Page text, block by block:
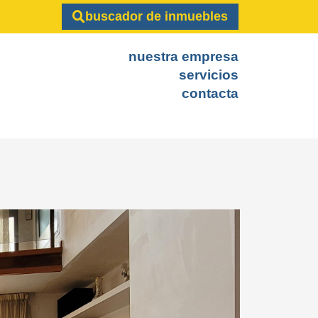
buscador de inmuebles
nuestra empresa
servicios
contacta